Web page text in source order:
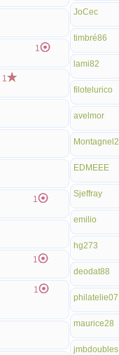
1
1
1
1
1
JoCec
timbré86
lami82
filotelurico
avelmor
Montagnel2
EDMEEE
Sjeffray
emilio
hg273
deodat88
philatelie07
maurice28
jmbdoubles